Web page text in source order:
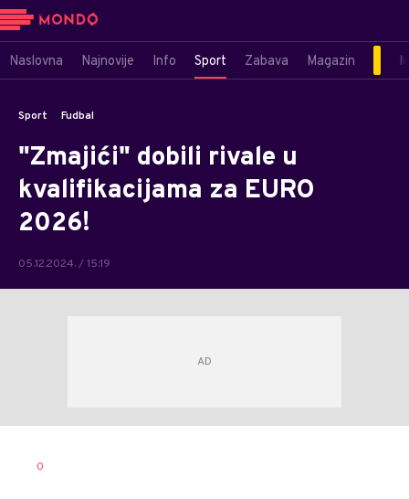
Naslovna Najnovije Info Sport Zabava Magazin
Sport Fudbal
"Zmajići" dobili rivale u
kvalifikacijama za EURO
2026!
05.12.2024. / 15:19
AUTOR
0